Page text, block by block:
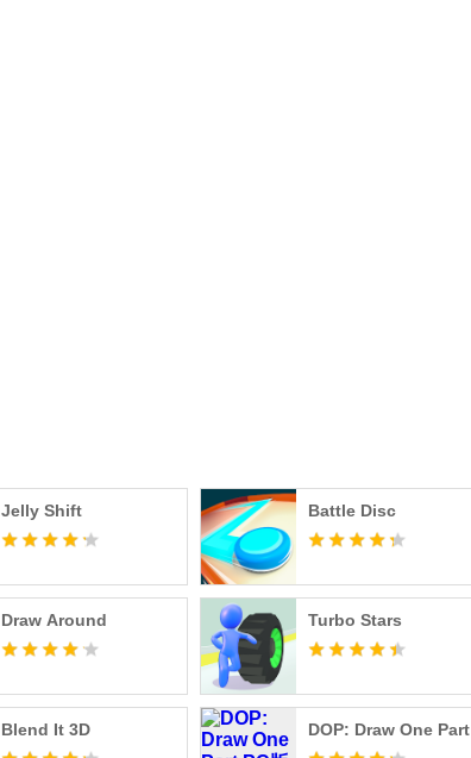
Jelly Shift Battle Disc
Draw Around Turbo Stars
Blend It 3D DOP: Draw One Part